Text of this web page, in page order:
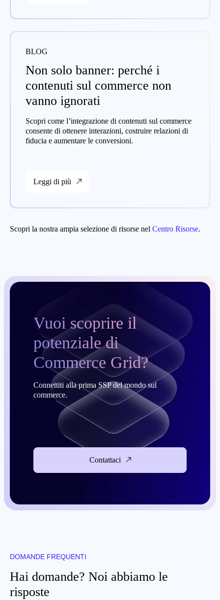
BLOG
Non solo banner: perché i
contenuti sul commerce non
vanno ignorati
Scopri come l’integrazione di contenuti sul commerce
consente di ottenere interazioni, costruire relazioni di
fiducia e aumentare le conversioni.
Leggi di più
Scopri la nostra ampia selezione di risorse nel Centro Risorse.
Vuoi scoprire il
potenziale di
Commerce Grid?
Connettiti alla prima SSP del mondo sul
commerce.
Contattaci
DOMANDE FREQUENTI
Hai domande? Noi abbiamo le
risposte